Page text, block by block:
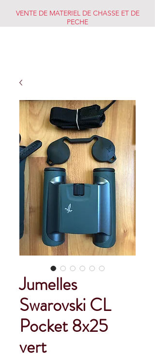
VENTE DE MATERIEL DE CHASSE ET DE
PECHE
Jumelles
Swarovski CL
Pocket 8x25
vert